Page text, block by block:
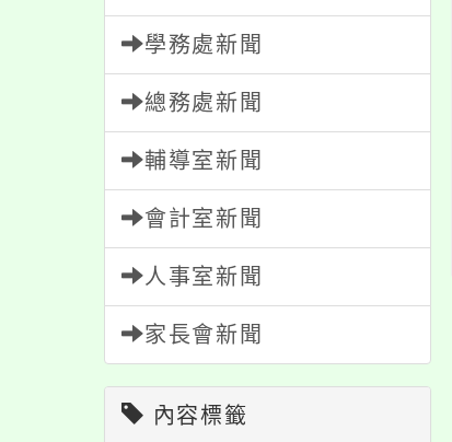
學務處新聞
總務處新聞
輔導室新聞
會計室新聞
人事室新聞
家長會新聞
內容標籤